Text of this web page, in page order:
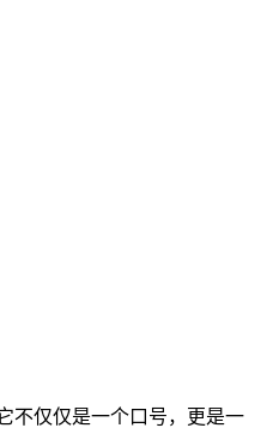
不仅仅是一个口号，更是一